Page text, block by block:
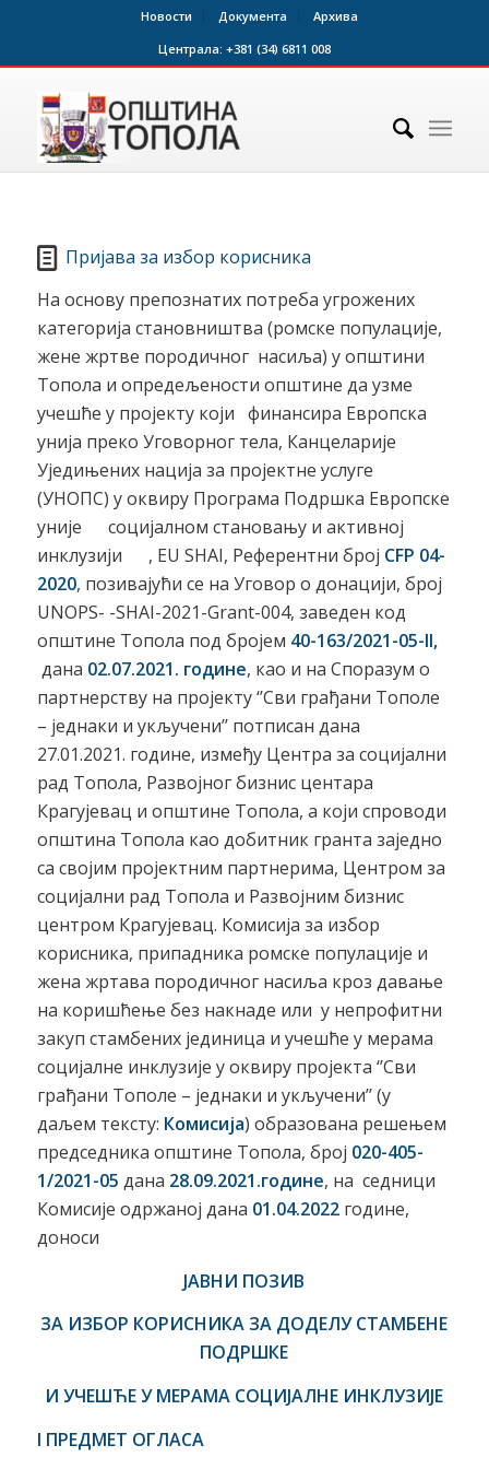
Новости Документа
Архива
Централа: +381 (34) 6811 008
Пријава за избор корисника
На основу препознатих потреба угрожених
категорија становништва (ромске популације,
жене жртве породичног насиља) у општини
Топола и опредељености општине да узме
учешће у пројекту кoји финансира Европска
унија преко Уговорног тела, Канцеларије
Уједињених нација за пројектне услуге
(УНОПС) у оквиру Програма Подршка Европске
уније социјалном становању и активној
инклузији , EU SHAI, Референтни број CFP 04-
2020, позивајући се на Уговор о донацији, број
UNOPS- -SHAI-2021-Grant-004, заведен код
општине Топола под бројем 40-163/2021-05-II,
дана 02.07.2021. године, као и на Споразум о
партнерству на пројекту ‘’Сви грађани Тополе
– једнаки и укључени’’ потписан дана
27.01.2021. године, између Центра за социјални
рад Топола, Развојног бизнис центара
Крагујевац и општине Топола, а који спроводи
општина Топола као добитник гранта заједно
са својим пројектним партнерима, Центром за
социјални рад Топола и Развојним бизнис
центром Крагујевац. Комисија за избор
корисника, припадника ромске популације и
жена жртава породичног насиља кроз давање
на коришћење без накнаде или у непрофитни
закуп стамбених јединица и учешће у мерама
социјалне инклузије у оквиру пројекта ‘’Сви
грађани Тополе – једнаки и укључени’’ (у
даљем тексту: Комисија) образована решењем
председника општине Топола, број 020-405-
1/2021-05 дана 28.09.2021.године, на седници
Комисије одржаној дана 01.04.2022године,
доноси
ЈАВНИ ПОЗИВ
ЗА ИЗБОР КОРИСНИКА ЗА ДОДЕЛУ СТАМБЕНЕ
ПОДРШКЕ
И УЧЕШЋЕ У МЕРАМА СОЦИЈАЛНЕ ИНКЛУЗИЈЕ
I ПРЕДМЕТ ОГЛАСА